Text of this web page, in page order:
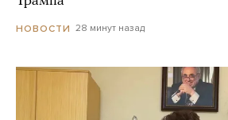
НОВОСТИ 28 минут назад